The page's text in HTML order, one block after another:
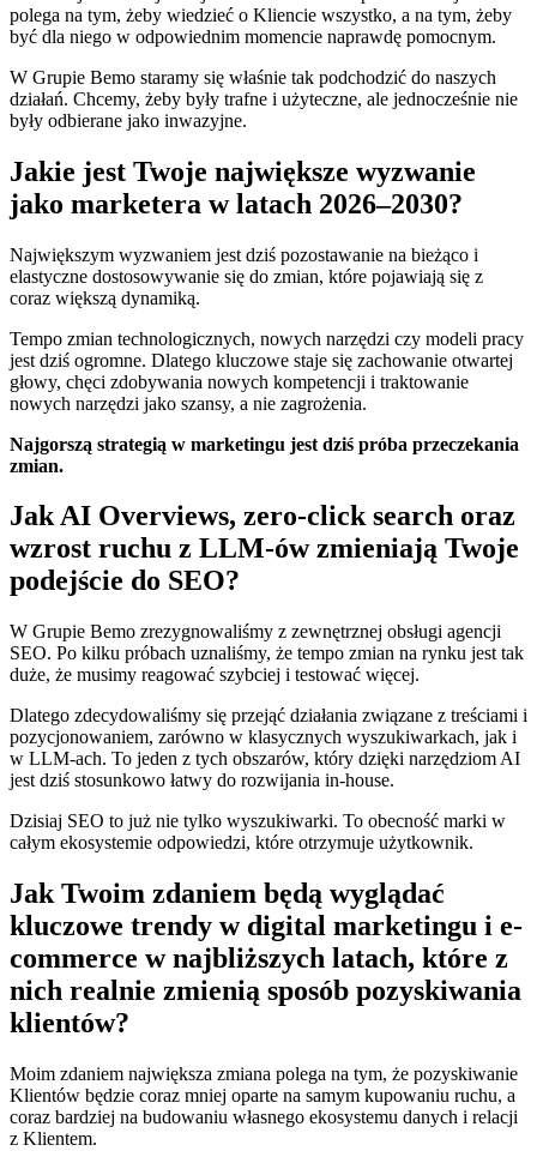
polega na tym, żeby wiedzieć o Kliencie wszystko, a na tym, żeby
być dla niego w odpowiednim momencie naprawdę pomocnym.
W Grupie Bemo staramy się właśnie tak podchodzić do naszych
działań. Chcemy, żeby były trafne i użyteczne, ale jednocześnie nie
były odbierane jako inwazyjne.
Jakie jest Twoje największe wyzwanie
jako marketera w latach 2026–2030?
Największym wyzwaniem jest dziś pozostawanie na bieżąco i
elastyczne dostosowywanie się do zmian, które pojawiają się z
coraz większą dynamiką.
Tempo zmian technologicznych, nowych narzędzi czy modeli pracy
jest dziś ogromne. Dlatego kluczowe staje się zachowanie otwartej
głowy, chęci zdobywania nowych kompetencji i traktowanie
nowych narzędzi jako szansy, a nie zagrożenia.
Najgorszą strategią w marketingu jest dziś próba przeczekania
zmian.
Jak AI Overviews, zero-click search oraz
wzrost ruchu z LLM-ów zmieniają Twoje
podejście do SEO?
W Grupie Bemo zrezygnowaliśmy z zewnętrznej obsługi agencji
SEO. Po kilku próbach uznaliśmy, że tempo zmian na rynku jest tak
duże, że musimy reagować szybciej i testować więcej.
Dlatego zdecydowaliśmy się przejąć działania związane z treściami i
pozycjonowaniem, zarówno w klasycznych wyszukiwarkach, jak i
w LLM-ach. To jeden z tych obszarów, który dzięki narzędziom AI
jest dziś stosunkowo łatwy do rozwijania in-house.
Dzisiaj SEO to już nie tylko wyszukiwarki. To obecność marki w
całym ekosystemie odpowiedzi, które otrzymuje użytkownik.
Jak Twoim zdaniem będą wyglądać
kluczowe trendy w digital marketingu i e-
commerce w najbliższych latach, które z
nich realnie zmienią sposób pozyskiwania
klientów?
Moim zdaniem największa zmiana polega na tym, że pozyskiwanie
Klientów będzie coraz mniej oparte na samym kupowaniu ruchu, a
coraz bardziej na budowaniu własnego ekosystemu danych i relacji
z Klientem.